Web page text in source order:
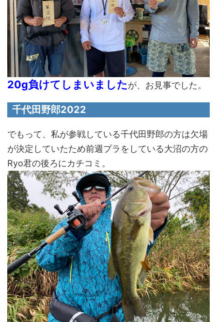
20g負けてしまいましたが、お見事でした。
千代田野郎2022
でもって、私が参戦している千代田野郎の方は欠場
が決定していたため前週プラをしている大沼の方の
Ryo君の後ろにカチコミ。